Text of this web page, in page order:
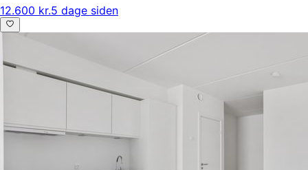
12.600 kr.5 dage siden